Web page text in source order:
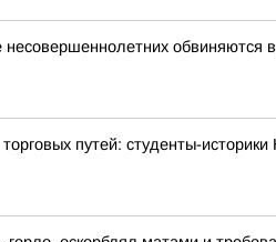
несовершеннолетних
путей: студенты-